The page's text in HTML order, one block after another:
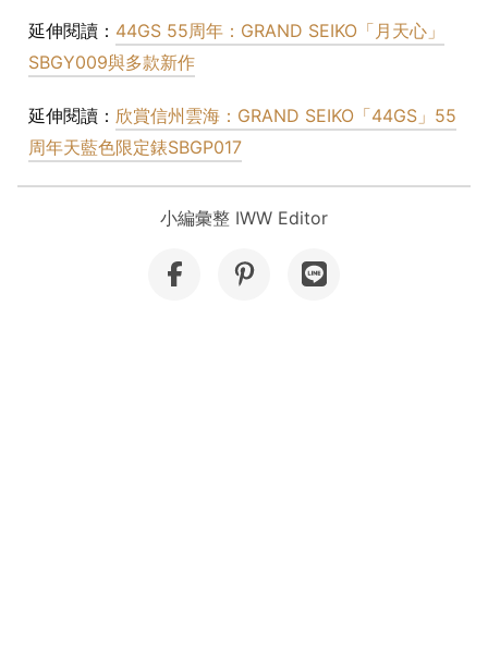
延伸閱讀： 44GS 55周年：GRAND SEIKO「月天心」
SBGY009與多款新作
延伸閱讀： 欣賞信州雲海：GRAND SEIKO「44GS」55
周年天藍色限定錶SBGP017
小編彙整 IWW Editor